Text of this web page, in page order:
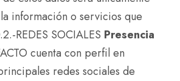
información o servicios que
REDES SOCIALES Presencia
cuenta con perfil en
redes sociales de